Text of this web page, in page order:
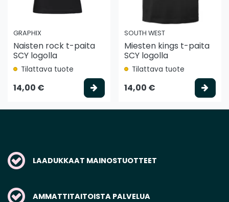
GRAPHIX
Naisten rock t-paita
SCY logolla
Tilattava tuote
14,00 € Valitse vaihtoehto
SOUTH WEST
Miesten kings t-paita
SCY logolla
Tilattava tuote
14,00 €
LAADUKKAAT MAINOSTUOTTEET
AMMATTITAITOISTA PALVELUA